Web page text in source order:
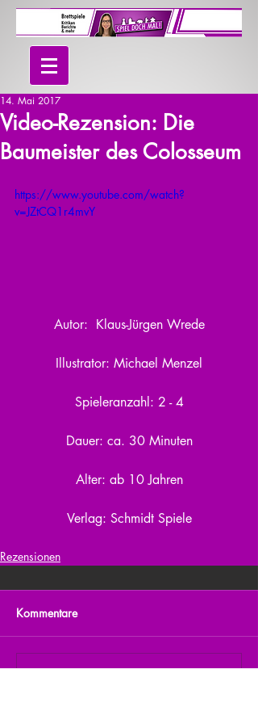
Video-Rezension: Die
Baumeister des Colosseum
14. Mai 2017
https://www.youtube.com/watch?
v=JZtCQ1r4mvY
Autor:  Klaus-Jürgen Wrede
Illustrator: Michael Menzel
Spieleranzahl: 2 - 4
Dauer: ca. 30 Minuten
Alter: ab 10 Jahren
Verlag: Schmidt Spiele
Rezensionen
Kommentare